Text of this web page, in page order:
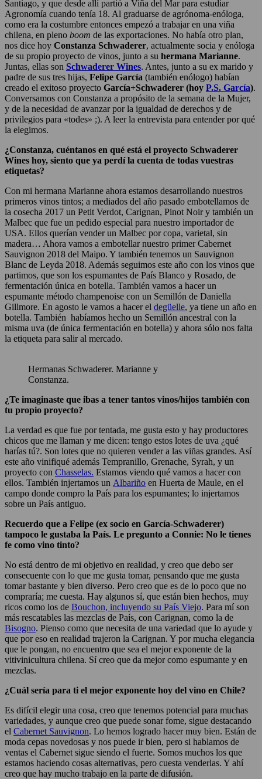
Santiago, y que desde allí partió a Viña del Mar para estudiar
Agronomía cuando tenía 18. Al graduarse de agrónoma-enóloga,
como era la costumbre entonces empezó a trabajar en una viña
chilena, en pleno boom de las exportaciones. No había otro plan,
nos dice hoy Constanza Schwaderer, actualmente socia y enóloga
de su propio proyecto de vinos, junto a su hermana Marianne.
Juntas, ellas son Schwaderer Wines. Antes, junto a su ex marido y
padre de sus tres hijas, Felipe García (también enólogo) habían
creado el exitoso proyecto García+Schwaderer (hoy P.S. García).
Conversamos con Constanza a propósito de la semana de la Mujer,
y de la necesidad de avanzar por la igualdad de derechos y de
privilegios para «todes» ;). A leer la entrevista para entender por qué
la elegimos.
¿Constanza, cuéntanos en qué está el proyecto Schwaderer
Wines hoy, siento que ya perdí la cuenta de todas vuestras
etiquetas?
Con mi hermana Marianne ahora estamos desarrollando nuestros
primeros vinos tintos; a mediados del año pasado embotellamos de
la cosecha 2017 un Petit Verdot, Carignan, Pinot Noir y también un
Malbec que fue un pedido especial para nuestro importador de
USA. Ellos querían vender un Malbec por copa, varietal, sin
madera… Ahora vamos a embotellar nuestro primer Cabernet
Sauvignon 2018 del Maipo. Y también tenemos un Sauvignon
Blanc de Leyda 2018. Además seguimos este año con los vinos que
partimos, que son los espumantes de País Blanco y Rosado, de
fermentación única en botella. También vamos a hacer un
espumante método champenoise con un Semillón de Daniella
Gillmore. En agosto le vamos a hacer el degüelle, ya tiene un año en
botella. También habíamos hecho un Semillón ancestral con la
misma uva (de única fermentación en botella) y ahora sólo nos falta
la etiqueta para salir al mercado.
Hermanas Schwaderer. Marianne y
Constanza.
¿Te imaginaste que ibas a tener tantos vinos/hijos también con
tu propio proyecto?
La verdad es que fue por tentada, me gusta esto y hay productores
chicos que me llaman y me dicen: tengo estos lotes de uva ¿qué
harías tú?. Son lotes que no quieren vender a las viñas grandes. Así
este año vinifiqué además Tempranillo, Grenache, Syrah, y un
proyecto con Chasselas. Estamos viendo qué vamos a hacer con
ellos. También injertamos un Albariño en Huerta de Maule, en el
campo donde compro la País para los espumantes; lo injertamos
sobre un País antiguo.
Recuerdo que a Felipe (ex socio en García-Schwaderer)
tampoco le gustaba la País. Le pregunto a Connie: No le tienes
fe como vino tinto?
No está dentro de mi objetivo en realidad, y creo que debo ser
consecuente con lo que me gusta tomar, pensando que me gusta
tomar bastante y bien diverso. Pero creo que es de lo poco que no
compraría; me cuesta. Hay algunos sí, que están bien hechos, muy
ricos como los de Bouchon, incluyendo su País Viejo. Para mí son
más rescatables las mezclas de País, con Carignan, como la de
Bisogno. Pienso como que necesita de una variedad que lo ayude y
que por eso en realidad trajeron la Carignan. Y por mucha elegancia
que le pongan, no encuentro que sea el mejor exponente de la
vitivinicultura chilena. Sí creo que da mejor como espumante y en
mezclas.
¿Cuál sería para ti el mejor exponente hoy del vino en Chile?
Es difícil elegir una cosa, creo que tenemos potencial para muchas
variedades, y aunque creo que puede sonar fome, sigue destacando
el Cabernet Sauvignon. Lo hemos logrado hacer muy bien. Están de
moda cepas novedosas y nos puede ir bien, pero si hablamos de
ventas el Cabernet sigue siendo el fuerte. Somos muchos los que
estamos haciendo cosas alternativas, pero cuesta venderlas. Y ahí
creo que hay mucho trabajo en la parte de difusión.